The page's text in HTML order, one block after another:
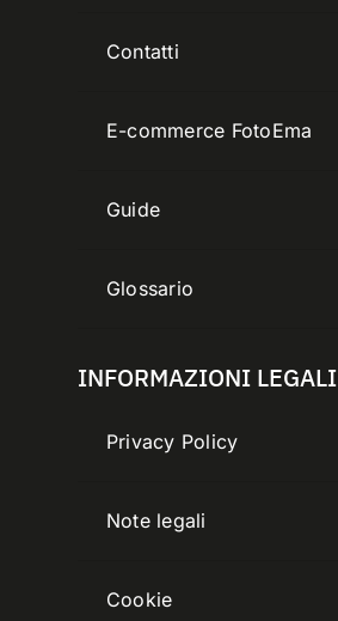
Contatti
E-commerce FotoEma
Guide
Glossario
INFORMAZIONI LEGALI
Privacy Policy
Note legali
Cookie